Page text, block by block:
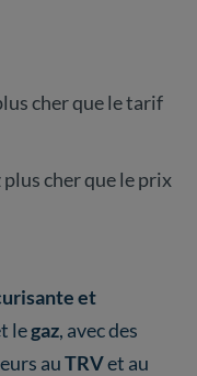
cher que le tarif
plus cher que le prix
et
legaz, avec des
auTRVet au